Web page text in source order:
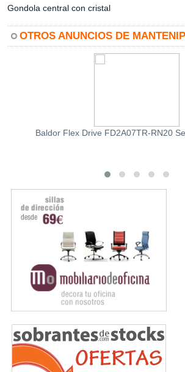
Gondola central con cristal
OTROS ANUNCIOS DE
Baldor Flex Drive FD2A07TR-RN20